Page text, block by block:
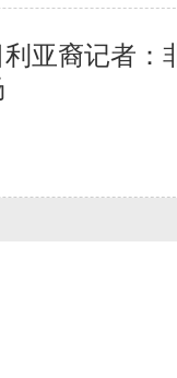
利亚裔记者